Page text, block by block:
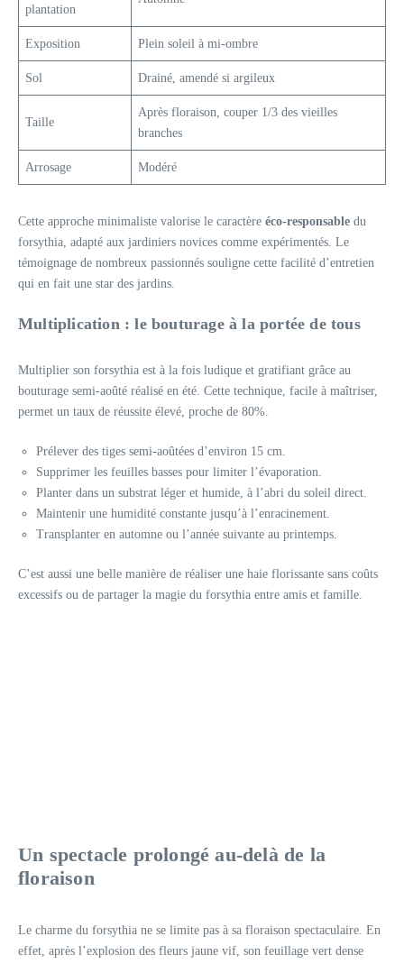
plantation
Exposition Plein soleil à mi-ombre
Sol Drainé, amendé si argileux
Taille
Après floraison, couper 1/3 des vieilles
branches
Arrosage Modéré
Cette approche minimaliste valorise le caractère éco-responsable du
forsythia, adapté aux jardiniers novices comme expérimentés. Le
témoignage de nombreux passionnés souligne cette facilité d’entretien
qui en fait une star des jardins.
Multiplication : le bouturage à la portée de tous
Multiplier son forsythia est à la fois ludique et gratifiant grâce au
bouturage semi-aoûté réalisé en été. Cette technique, facile à maîtriser,
permet un taux de réussite élevé, proche de 80%.
Prélever des tiges semi-aoûtées d’environ 15 cm.
Supprimer les feuilles basses pour limiter l’évaporation.
Planter dans un substrat léger et humide, à l’abri du soleil direct.
Maintenir une humidité constante jusqu’à l’enracinement.
Transplanter en automne ou l’année suivante au printemps.
C’est aussi une belle manière de réaliser une haie florissante sans coûts
excessifs ou de partager la magie du forsythia entre amis et famille.
Un spectacle prolongé au-delà de la
floraison
Le charme du forsythia ne se limite pas à sa floraison spectaculaire. En
effet, après l’explosion des fleurs jaune vif, son feuillage vert dense